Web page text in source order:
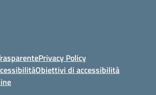
Privacy Policy
Obiettivi di accessibilità